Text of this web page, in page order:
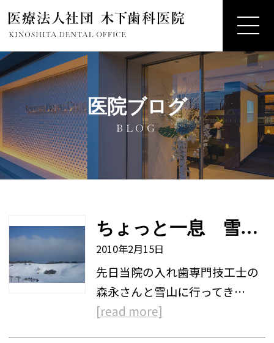
医院ブログ
BLOG
ちょっと一息 雪山へ
2010年2月15日
先日当院の入れ歯専門技工士の
森永さんと雪山に行ってき…
[read more]